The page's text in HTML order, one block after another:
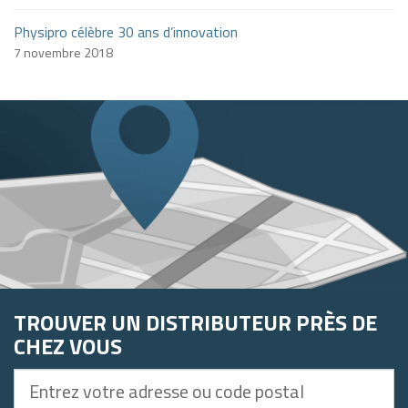
Physipro célèbre 30 ans d’innovation
7 novembre 2018
TROUVER UN DISTRIBUTEUR PRÈS DE
CHEZ VOUS
votre